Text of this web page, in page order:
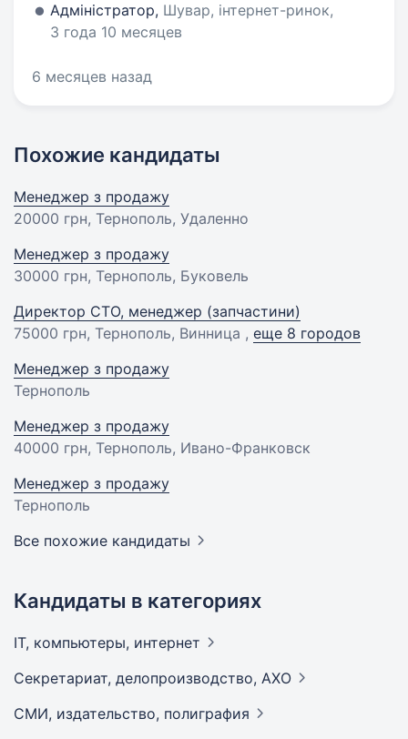
Адміністратор, Шувар, інтернет-ринок,
3 года 10 месяцев
6 месяцев назад
Похожие кандидаты
Менеджер з продажу
20000 грн, Тернополь, Удаленно
Менеджер з продажу
30000 грн, Тернополь, Буковель
Директор СТО, менеджер (запчастини)
75000 грн, Тернополь, Винница , еще 8 городов
Менеджер з продажу
Тернополь
Менеджер з продажу
40000 грн, Тернополь, Ивано-Франковск
Менеджер з продажу
Тернополь
Все похожие кандидаты
Кандидаты в категориях
IT, компьютеры, интернет
Секретариат, делопроизводство, АХО
СМИ, издательство, полиграфия